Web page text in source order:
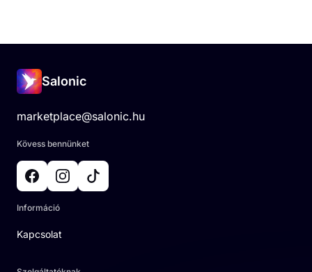
Salonic
marketplace@salonic.hu
Kövess bennünket
Információ
Kapcsolat